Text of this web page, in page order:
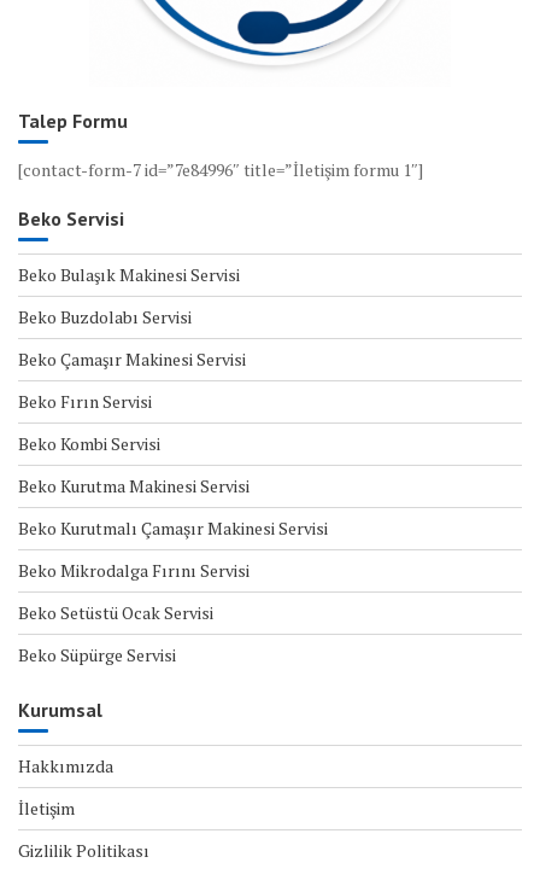
Talep Formu
[contact-form-7 id=”7e84996″ title=”İletişim formu 1″]
Beko Servisi
Beko Bulaşık Makinesi Servisi
Beko Buzdolabı Servisi
Beko Çamaşır Makinesi Servisi
Beko Fırın Servisi
Beko Kombi Servisi
Beko Kurutma Makinesi Servisi
Beko Kurutmalı Çamaşır Makinesi Servisi
Beko Mikrodalga Fırını Servisi
Beko Setüstü Ocak Servisi
Beko Süpürge Servisi
Kurumsal
Hakkımızda
İletişim
Gizlilik Politikası